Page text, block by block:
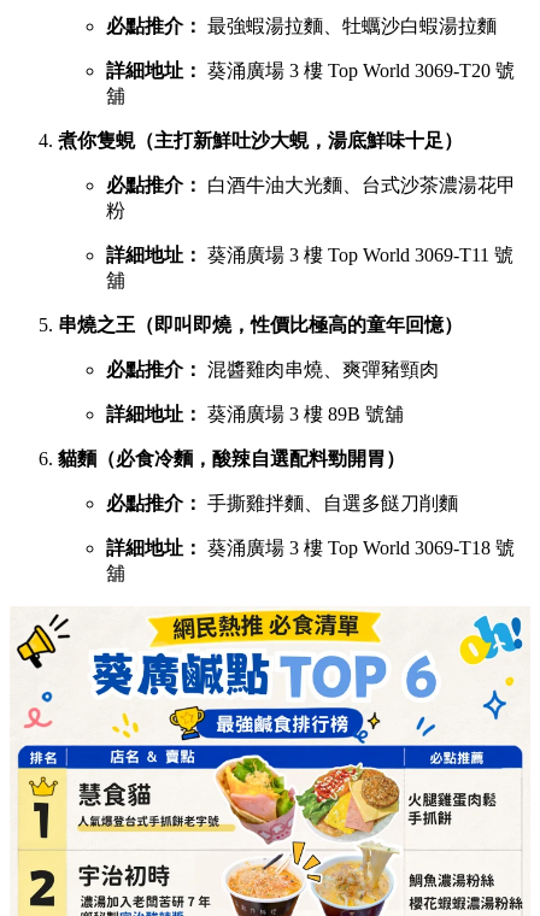
若你想品嚐濃郁惹味或飽肚的主食，以下六間鹹食店絕對不能
必點推介：
詳細地址：葵涌廣場 1 樓 B01C 號舖
宇治初時（老闆苦研7年秘製宇治酸辣醬）
必點推介： 鯛魚濃湯粉絲、櫻花蝦蝦濃湯粉絲
詳細地址：葵涌廣場 2 樓 C28 號舖
X2劉住您（每日用200-300隻蝦頭熬製特濃蝦湯）
必點推介： 最強蝦湯拉麵、牡蠣沙白蝦湯拉麵
煮你隻蜆（主打新鮮吐沙大蜆，湯底鮮味十足）
必點推介：白酒牛油大光麵、台式沙茶濃湯花甲
粉
詳細地址：
葵涌廣場 3 樓 Top World 3069-T11 號
舖
串燒之王（即叫即燒，性價比極高的童年回憶）
必點推介：混醬雞肉串燒、爽彈豬頸肉